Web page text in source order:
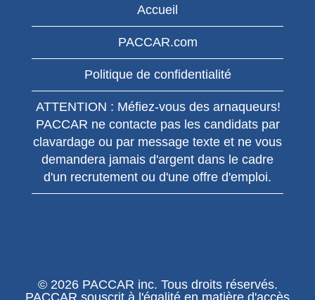
Accueil
PACCAR.com
Politique de confidentialité
ATTENTION : Méfiez-vous des arnaqueurs!
PACCAR ne contacte pas les candidats par
clavardage ou par message texte et ne vous
demandera jamais d'argent dans le cadre
d'un recrutement ou d'une offre d'emploi.
© 2026 PACCAR inc. Tous droits réservés.
PACCAR souscrit à l'égalité en matière d'accès